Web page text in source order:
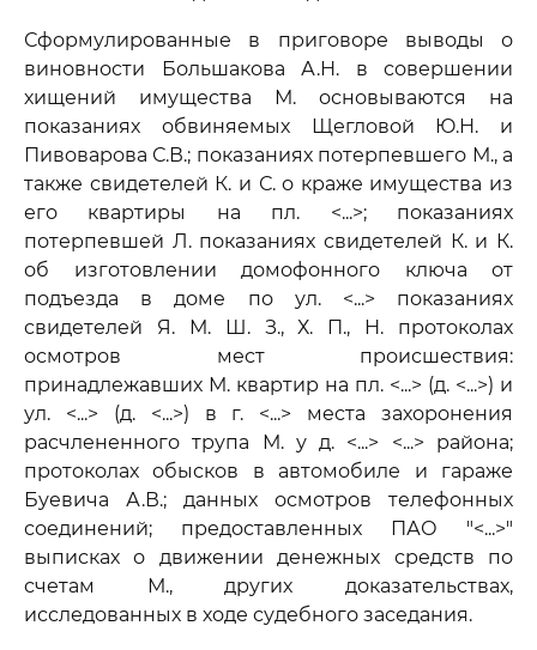
Сформулированные в приговоре выводы о
виновности Большакова А.Н. в совершении
хищений имущества М. основываются на
показаниях обвиняемых Щегловой Ю.Н. и
Пивоварова С.В.; показаниях потерпевшего М., а
также свидетелей К. и С. о краже имущества из
его квартиры на пл. <...>; показаниях
потерпевшей Л. показаниях свидетелей К. и К.
об изготовлении домофонного ключа от
подъезда в доме по ул. <...> показаниях
свидетелей Я. М. Ш. З., Х. П., Н. протоколах
осмотров мест происшествия:
принадлежавших М. квартир на пл. <...> (д. <...>) и
ул. <...> (д. <...>) в г. <...> места захоронения
расчлененного трупа М. у д. <...> <...> района;
протоколах обысков в автомобиле и гараже
Буевича А.В.; данных осмотров телефонных
соединений; предоставленных ПАО "<...>"
выписках о движении денежных средств по
счетам М., других доказательствах,
исследованных в ходе судебного заседания.